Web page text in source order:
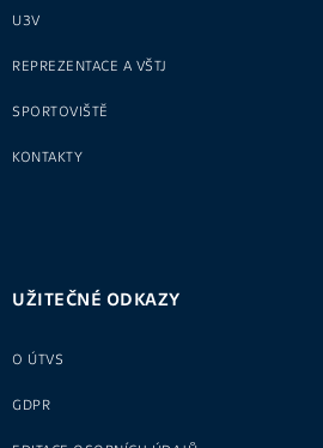
U3V
REPREZENTACE A VŠTJ
SPORTOVIŠTĚ
KONTAKTY
UŽITEČNÉ ODKAZY
O ÚTVS
GDPR